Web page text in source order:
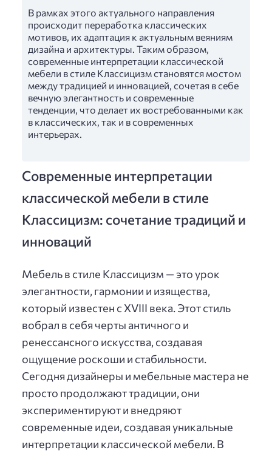
В рамках этого актуального направления
происходит переработка классических
мотивов, их адаптация к актуальным веяниям
дизайна и архитектуры. Таким образом,
современные интерпретации классической
мебели в стиле Классицизм становятся мостом
между традицией и инновацией, сочетая в себе
вечную элегантность и современные
тенденции, что делает их востребованными как
в классических, так и в современных
интерьерах.
Современные интерпретации
классической мебели в стиле
Классицизм: сочетание традиций и
инноваций
Мебель в стиле Классицизм — это урок
элегантности, гармонии и изящества,
который известен с XVIII века. Этот стиль
вобрал в себя черты античного и
ренессансного искусства, создавая
ощущение роскоши и стабильности.
Сегодня дизайнеры и мебельные мастера не
просто продолжают традиции, они
экспериментируют и внедряют
современные идеи, создавая уникальные
интерпретации классической мебели. В